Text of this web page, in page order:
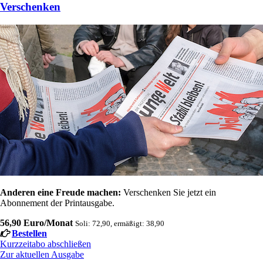
Verschenken
Anderen eine Freude machen: Verschenken Sie jetzt ein
Abonnement der Printausgabe.
56,90 Euro/Monat Soli: 72,90, ermäßigt: 38,90
Bestellen
Kurzzeitabo abschließen
Zur aktuellen Ausgabe